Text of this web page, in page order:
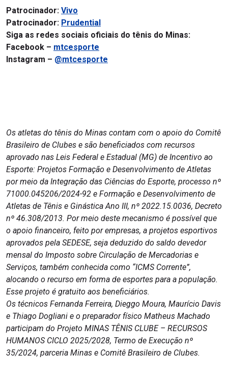
Patrocinador: Vivo
Patrocinador: Prudential
Siga as redes sociais oficiais do tênis do Minas:
Facebook – mtcesporte
Instagram – @mtcesporte
Os atletas do tênis do Minas contam com o apoio do Comitê
Brasileiro de Clubes e são beneficiados com recursos
aprovado nas Leis Federal e Estadual (MG) de Incentivo ao
Esporte: Projetos Formação e Desenvolvimento de Atletas
por meio da Integração das Ciências do Esporte, processo nº
71000.045206/2024-92 e Formação e Desenvolvimento de
Atletas de Tênis e Ginástica Ano III, nº 2022.15.0036, Decreto
nº 46.308/2013. Por meio deste mecanismo é possível que
o apoio financeiro, feito por empresas, a projetos esportivos
aprovados pela SEDESE, seja deduzido do saldo devedor
mensal do Imposto sobre Circulação de Mercadorias e
Serviços, também conhecida como “ICMS Corrente”,
alocando o recurso em forma de esportes para a população.
Esse projeto é gratuito aos beneficiários.
Os técnicos Fernanda Ferreira, Dieggo Moura, Maurício Davis
e Thiago Dogliani e o preparador físico Matheus Machado
participam do Projeto MINAS TÊNIS CLUBE – RECURSOS
HUMANOS CICLO 2025/2028, Termo de Execução nº
35/2024, parceria Minas e Comitê Brasileiro de Clubes.